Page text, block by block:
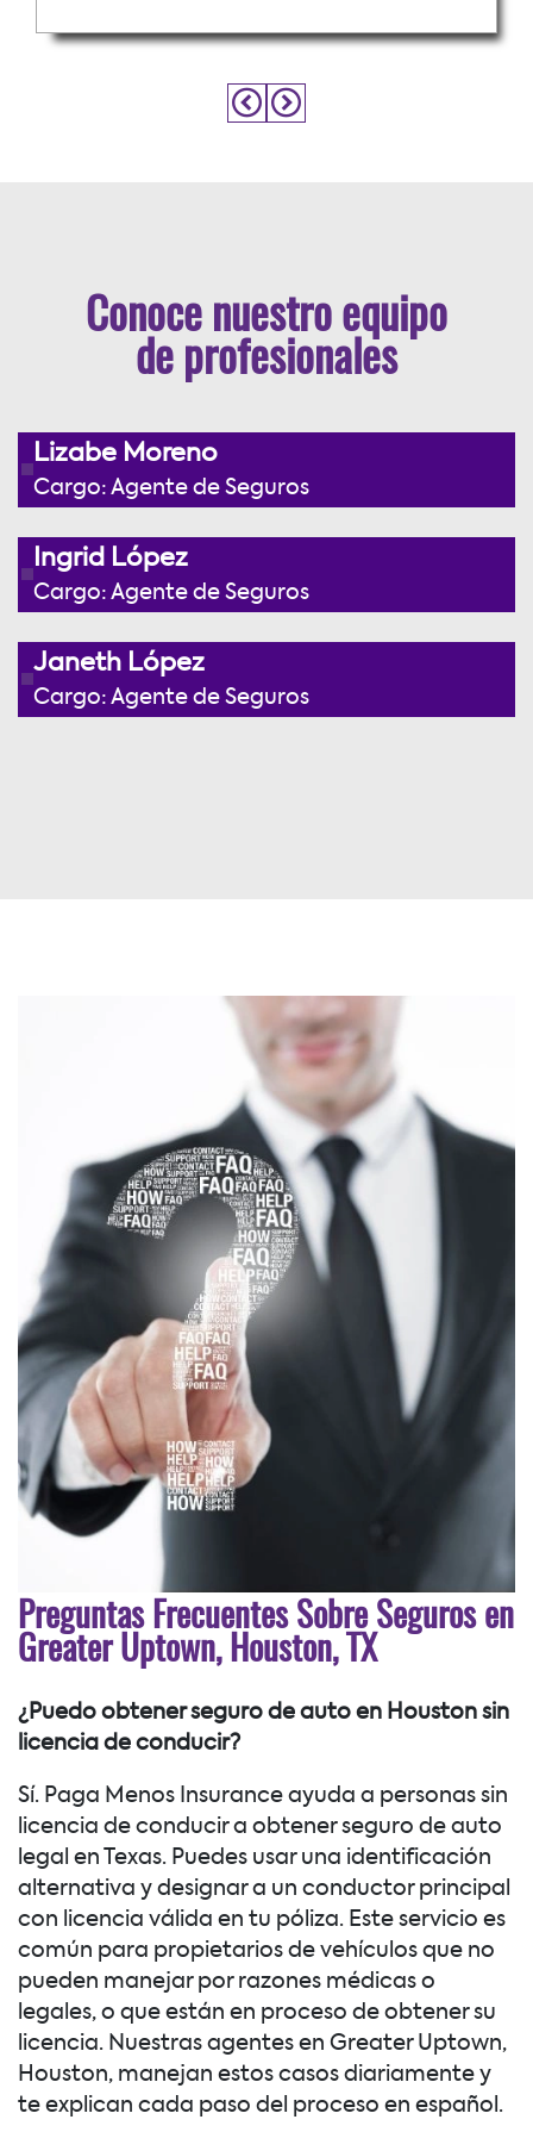
Conoce nuestro equipo
de profesionales
Lizabe Moreno
Cargo: Agente de Seguros
Ingrid López
Cargo: Agente de Seguros
Janeth López
Cargo: Agente de Seguros
Preguntas Frecuentes Sobre Seguros en
Greater Uptown, Houston, TX
¿Puedo obtener seguro de auto en Houston sin
licencia de conducir?
Sí. Paga Menos Insurance ayuda a personas sin
licencia de conducir a obtener seguro de auto
legal en Texas. Puedes usar una identificación
alternativa y designar a un conductor principal
con licencia válida en tu póliza. Este servicio es
común para propietarios de vehículos que no
pueden manejar por razones médicas o
legales, o que están en proceso de obtener su
licencia. Nuestras agentes en Greater Uptown,
Houston, manejan estos casos diariamente y
te explican cada paso del proceso en español.